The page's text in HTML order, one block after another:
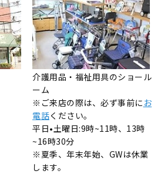
介護用品・福祉用具のショール
ーム
※ご来店の際は、必ず事前に お
電話ください。
平日•土曜日:9時~11時、13時
~16時30分
※夏季、年末年始、GWは休業
します。